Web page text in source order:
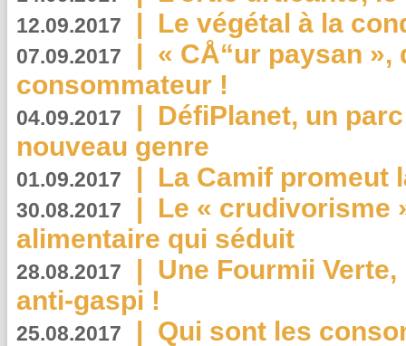
12.09.2017 | Le végétal à la
07.09.2017 | « CÅ“ur paysan
consommateur !
04.09.2017 | DéfiPlanet, un
nouveau genre
01.09.2017 | La Camif promeut
30.08.2017 | Le « crudivorisme
alimentaire qui séduit
28.08.2017 | Une Fourmii
anti-gaspi !
25.08.2017 | Qui sont les